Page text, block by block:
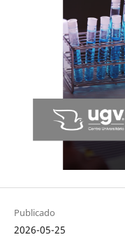
Publicado
2026-05-25